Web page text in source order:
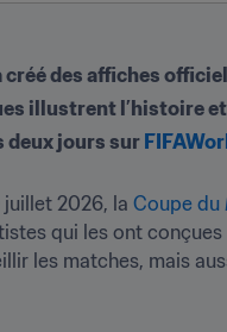
des affiches
illustrent l’histoire
deux jours sur
juillet 2026, la Coupe du
qui les ont
les matches, mais